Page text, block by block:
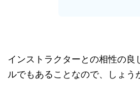
インストラクターとの相性の良
ルでもあることなので、しょう